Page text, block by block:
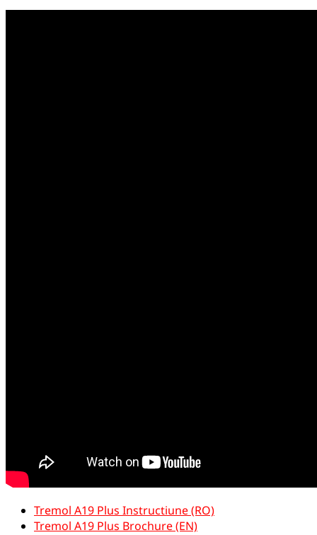
Tremol A19 Plus Instructiune (RO)
Tremol A19 Plus Brochure (EN)